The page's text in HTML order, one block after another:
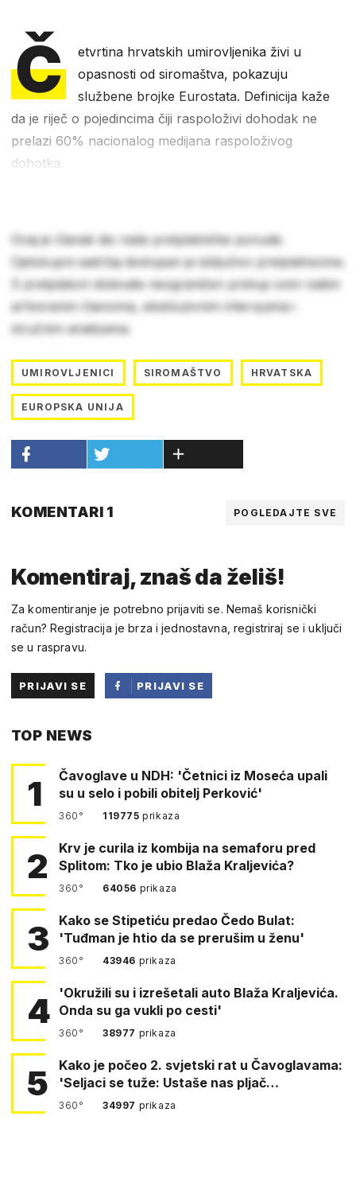
Č
etvrtina hrvatskih umirovljenika živi u
opasnosti od siromaštva, pokazuju
službene brojke Eurostata. Definicija kaže
da je riječ o pojedincima čiji raspoloživi dohodak ne
prelazi 60% nacionalog medijana raspoloživog
dohotka.
Ovaj je članak dio naše pretplatničke ponude.
Cjelokupni sadržaj dostupan je isključivo pretplatnicima.
S pretplatom dobivate neograničen pristup svim našim
arhiviranim člancima, ekskluzivnim intervjuima i
stručnim analizama.
UMIROVLJENICI SIROMAŠTVO HRVATSKA
EUROPSKA UNIJA
KOMENTARI 1 POGLEDAJTE SVE
Komentiraj, znaš da želiš!
Za komentiranje je potrebno prijaviti se. Nemaš korisnički
račun? Registracija je brza i jednostavna, registriraj se i uključi
se u raspravu.
PRIJAVI SE
PRIJAVI SE
TOP NEWS
1
Čavoglave u NDH: 'Četnici iz Moseća upali
su u selo i pobili obitelj Perković'
360° 119775prikaza
2
Krv je curila iz kombija na semaforu pred
Splitom: Tko je ubio Blaža Kraljevića?
360° 64056 prikaza
3
Kako se Stipetiću predao Čedo Bulat:
'Tuđman je htio da se prerušim u ženu'
360° 43946 prikaza
4
'Okružili su i izrešetali auto Blaža Kraljevića.
Onda su ga vukli po cesti'
360° 38977 prikaza
5
Kako je počeo 2. svjetski rat u Čavoglavama:
'Seljaci se tuže: Ustaše nas pljač…
360° 34997 prikaza